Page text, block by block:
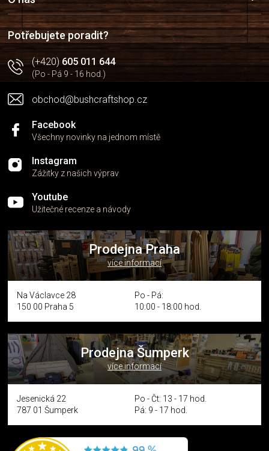
t
í
Potřebujete poradit?
(+420)605 011 644
(Po - Pá 9 - 16 hod.)
obchod@bushcraftshop.cz
Facebook
Všechny novinky na jednom místě
Instagram
Zážitky z našich výprav
Youtube
Užitečné recenze a návody
Prodejna Praha
více informací
Na Václavce 28
150 00 Praha 5
Po - Pá:
10:00 - 18:00 hod.
Prodejna Šumperk
více informací
Jesenická 22
787 01 Šumperk
Po - Čt: 13 - 17 hod.
Pá: 9 - 17 hod.